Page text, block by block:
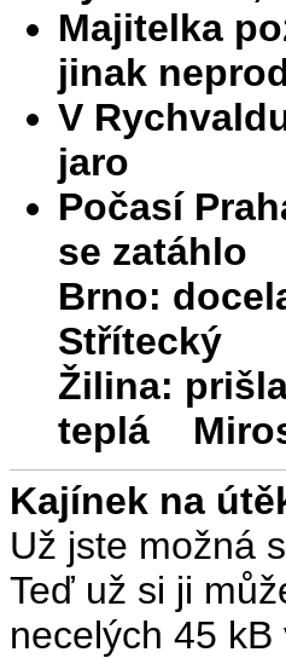
Majitelka
jinak
V
jaro
Počasí
se zatáhlo
Brno:
Střítecký
Žilina:
teplá
Kajínek na
Už jste možná
Teď už si ji
necelých 45 kB